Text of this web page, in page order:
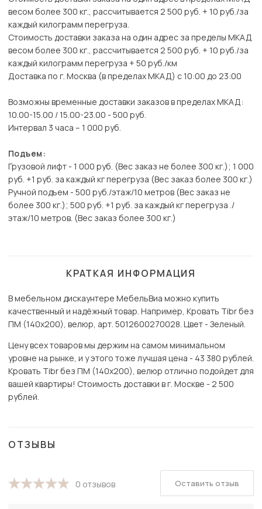
весом более 300 кг., рассчитывается 2 500 руб. + 10 руб./за
каждый килограмм перегруза.
Стоимость доставки заказа на один адрес за пределы МКАД
весом более 300 кг., рассчитывается 2 500 руб. + 10 руб./за
каждый килограмм перегруза + 50 руб./км
Доставка по г. Москва (в пределах МКАД) с 10:00 до 23:00
Возможны временные доставки заказов в пределах МКАД:
10.00-15.00 / 15.00-23.00 - 500 руб.
Интервал 3 часа – 1 000 руб.
Подъем:
Грузовой лифт - 1 000 руб. (Вес заказ не более 300 кг.); 1 000
руб. +1 руб. за каждый кг перегруза (Вес заказ более 300 кг.)
Ручной подъем - 500 руб./этаж/10 метров (Вес заказ не
более 300 кг.); 500 руб. +1 руб. за каждый кг перегруза ./
этаж/10 метров. (Вес заказ более 300 кг.)
КРАТКАЯ ИНФОРМАЦИЯ
В мебельном дискаунтере МебельВиа можно купить
качественный и надёжный товар. Например, Кровать Tibr без
ПМ (140х200), велюр, арт. 5012600270028. Цвет - Зеленый.
Цену всех товаров мы держим на самом минимальном
уровне на рынке, и у этого тоже лучшая цена - 43 380 рублей.
Кровать Tibr без ПМ (140х200), велюр отлично подойдет для
вашей квартиры! Стоимость доставки в г. Москве - 2 500
рублей.
ОТЗЫВЫ
0 отзывов Оставить отзыв